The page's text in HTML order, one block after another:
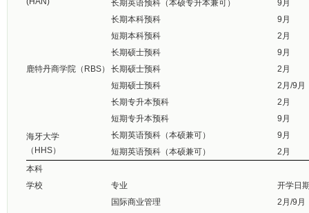
长期英语预科（本硕专升本兼可）
9月
鹿特丹商学院（RBS）
长期本科预科
9月
短期本科预科
2月
长期硕士预科
9月
长期硕士预科
2月
短期硕士预科
2月/9月
长期专升本预科
2月
短期专升本预科
9月
海牙大学
（HHS）
长期英语预科（本硕兼可）
9月
短期英语预科（本硕兼可）
2月
本科
学校
专业 开学日
国际商业管理
2月/9月